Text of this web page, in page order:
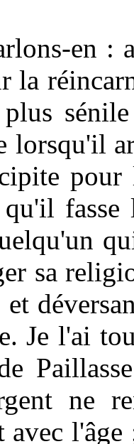
en :
la
lorsqu'il
qu'il
sa
et
Je l'ai
ne